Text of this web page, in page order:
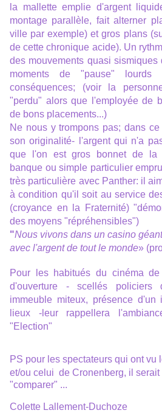
la mallette emplie d'argent
montage parallèle, fait alterner
ville par exemple) et gros plans
de cette chronique acide). Un
des mouvements quasi
moments de "pause"
conséquences; (voir la
"perdu" alors que l'employée de
de bons placements...)
Ne nous y trompons pas; dans
son originalité- l'argent qui n'a
que l'on est gros bonnet de la
banque ou simple particulier
très particulière avec Panther: il
à condition qu'il soit au service
(croyance en la Fraternité)
des moyens "répréhensibles")
"Nous vivons dans un casino
avec l'argent de tout le monde»
Pour les habitués du cinéma
d'ouverture -scellés policiers
immeuble miteux, présence d'un
lieux -leur rappellera
"Election"
PS pour les spectateurs qui ont
et/ou celui de Cronenberg, il serait
"comparer" ...
Colette Lallement-Duchoze